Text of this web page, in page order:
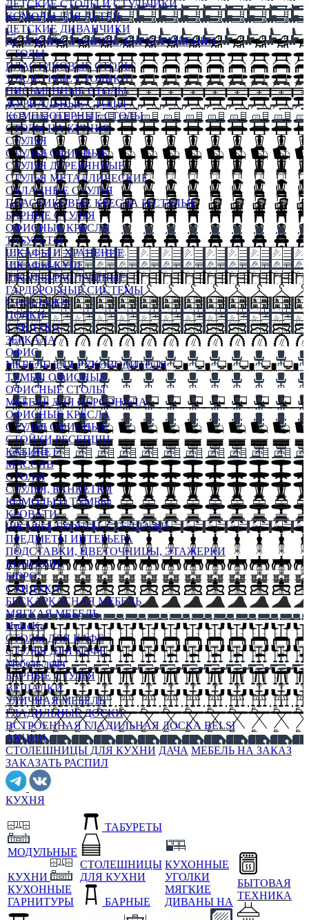
ДЕТСКИЕ СТОЛЫ И СТУЛЬЧИКИ
КОМОДЫ ДЛЯ ДЕТЕЙ
ДЕТСКИЕ ДИВАНЧИКИ
ДЕТСКИЙ СТУЛЬЧИК ДЛЯ КОРМЛЕНИЯ
СТОЛЫ
ПЛАСТИКОВЫЕ СТОЛЫ
ТУАЛЕТНЫЕ СТОЛИКИ
ПИСЬМЕННЫЕ СТОЛЫ
ЖУРНАЛЬНЫЕ СТОЛЫ
КОМПЬЮТЕРНЫЕ СТОЛЫ
СТОЛЫ НА КУХНЮ
СТУЛЬЯ
СТУЛЬЯ ОФИСНЫЕ
СТУЛЬЯ ДЕРЕВЯННЫЕ
СТУЛЬЯ МЕТАЛЛИЧЕСКИЕ
СКЛАДНЫЕ СТУЛЬЯ
ПЛАСТИКОВЫЕ КРЕСЛА И СТУЛЬЯ
БАРНЫЕ СТУЛЬЯ
ОФИСНЫЕ КРЕСЛА
ТАБУРЕТЫ
ШКАФЫ И ХРАНЕНИЕ
ШКАФЫ-КУПЕ
ШКАФЫ-РАСПАШНЫЕ
ГАРДЕРОБНЫЕ СИСТЕМЫ
СТЕЛЛАЖИ
ПОЛКИ
СУНДУКИ
ЗЕРКАЛА
ОФИС
МЕБЕЛЬ ДЛЯ РУКОВОДИТЕЛЯ
ТУМБЫ ОФИСНЫЕ
ОФИСНЫЕ СТОЛЫ
МЕБЕЛЬ ДЛЯ ПЕРСОНАЛА
ОФИСНЫЕ КРЕСЛА
СТУЛЬЯ ОФИСНЫЕ
СТОЙКИ РЕСЕПШН
КАБИНЕТ
МАССИВ
СТОЛЫ
СТУЛЬЯ, БАНКЕТКИ
КОМОДЫ И ТУМБЫ
КРОВАТИ
ШКАФЫ, БУФЕТЫ, СТЕЛЛАЖИ
ПРЕДМЕТЫ ИНТЕРЬЕРА
ПОДСТАВКИ, ЦВЕТОЧНИЦЫ, ЭТАЖЕРКИ
КОНСОЛИ
БЮРО
СУНДУКИ
БЕСКАРКАСНАЯ МЕБЕЛЬ
МЯГКАЯ МЕБЕЛЬ
HoReKa
СТОЛЫ ДЛЯ КАФЕ
СТУЛЬЯ ДЛЯ КАФЕ
Мебель лофт
БАРНЫЕ СТУЛЬЯ
ВЕШАЛКИ
УЛИЧНАЯ МЕБЕЛЬ
ГЛАДИЛЬНЫЕ ДОСКИ
ВСТРОЕННАЯ ГЛАДИЛЬНАЯ ДОСКА BELSI
АКЦИИ
СТОЛЕШНИЦЫ ДЛЯ КУХНИ ДАЧА МЕБЕЛЬ НА ЗАКАЗ
ЗАКАЗАТЬ РАСПИЛ
КУХНЯ
МОДУЛЬНЫЕ
КУХНИ
КУХОННЫЕ
ГАРНИТУРЫ
ТАБУРЕТЫ
СТОЛЕШНИЦЫ
ДЛЯ КУХНИ
БАРНЫЕ
КУХОННЫЕ
УГОЛКИ
МЯГКИЕ
ДИВАНЫ НА
БЫТОВАЯ
ТЕХНИКА